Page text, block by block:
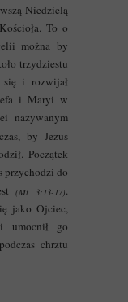
Niedzielą
To o
można by
trzydziestu
i rozwijał
i Maryi w
nazywanym
by Jezus
Początek
przychodzi do
(Mt 3:13-17).
jako Ojciec,
umocnił go
chrztu